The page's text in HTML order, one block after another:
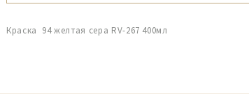
Краска 94 желтая сера RV-267 400мл